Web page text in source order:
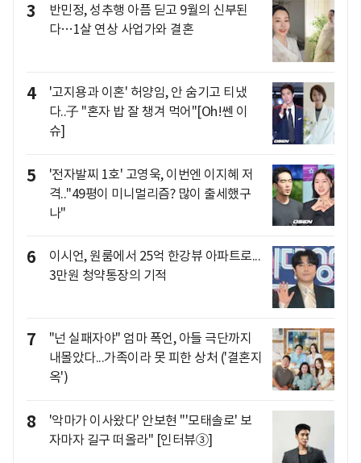
3
반민정, 성추행 아픔 딛고 9월의 신부된
다…1살 연상 사업가와 결혼
4
'고지용과 이혼' 허양임, 안 숨기고 티냈
다..子 "혼자 밥 잘 챙겨 먹어"[Oh!쎈 이
슈]
5
'전자발찌 1호' 고영욱, 이번엔 이지혜 저
격.."49평이 미니멀리즘? 많이 출세했구
나"
6
이시언, 원룸에서 25억 한강뷰 아파트로...
3만원 청약통장의 기적
7
"넌 실패자야" 엄마 폭언, 아들 극단까지
내몰았다...가족이라 못 피한 상처 ('결혼지
옥')
8
'악마가 이사왔다' 안보현 "'모태솔로' 보
자마자 길구 떠올라" [인터뷰③]